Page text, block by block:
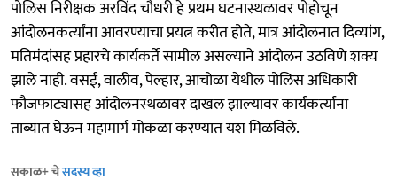
पोलिस निरीक्षक अरविंद चौधरी हे प्रथम घटनास्थळावर पोहोचून
आंदोलनकर्त्यांना आवरण्याचा प्रयत्न करीत होते, मात्र आंदोलनात दिव्यांग,
मतिमंदांसह प्रहारचे कार्यकर्ते सामील असल्याने आंदोलन उठविणे शक्य
झाले नाही. वसई, वालीव, पेल्हार, आचोळा येथील पोलिस अधिकारी
फौजफाट्यासह आंदोलनस्थळावर दाखल झाल्यावर कार्यकर्त्यांना
ताब्यात घेऊन महामार्ग मोकळा करण्यात यश मिळविले.
सकाळ+ चेसदस्य व्हा